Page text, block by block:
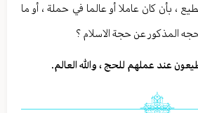
بأن كان عاملا أو عالما في حملة ، أو ما
المذكور عن حجة الاسلام ؟
عند عملهم للحج ، والله العالم.